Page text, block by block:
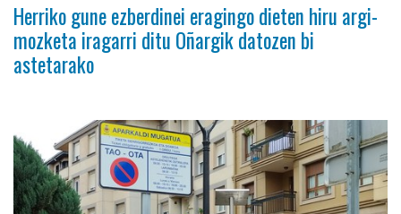
Herriko gune ezberdinei eragingo dieten hiru argi-
mozketa iragarri ditu Oñargik datozen bi
astetarako